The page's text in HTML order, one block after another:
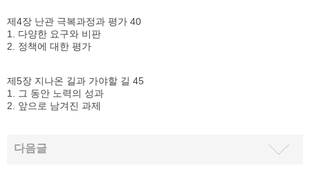
제4장 난관 극복과정과 평가 40
1. 다양한 요구와 비판
2. 정책에 대한 평가
제5장 지나온 길과 가야할 길 45
1. 그 동안 노력의 성과
2. 앞으로 남겨진 과제
다음글